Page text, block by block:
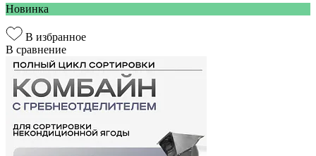
Новинка
В избранное
В сравнение